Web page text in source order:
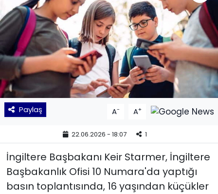
Paylaş A- A+
22.06.2026 - 18:07 1
İngiltere Başbakanı Keir Starmer, İngiltere
Başbakanlık Ofisi 10 Numara'da yaptığı
basın toplantısında, 16 yaşından küçükler
KÜLTÜR SANAT
MAGAZİN
POLİTİKA
SAĞLIK
Siyaset
TEKNOLOJİ
Yaşam